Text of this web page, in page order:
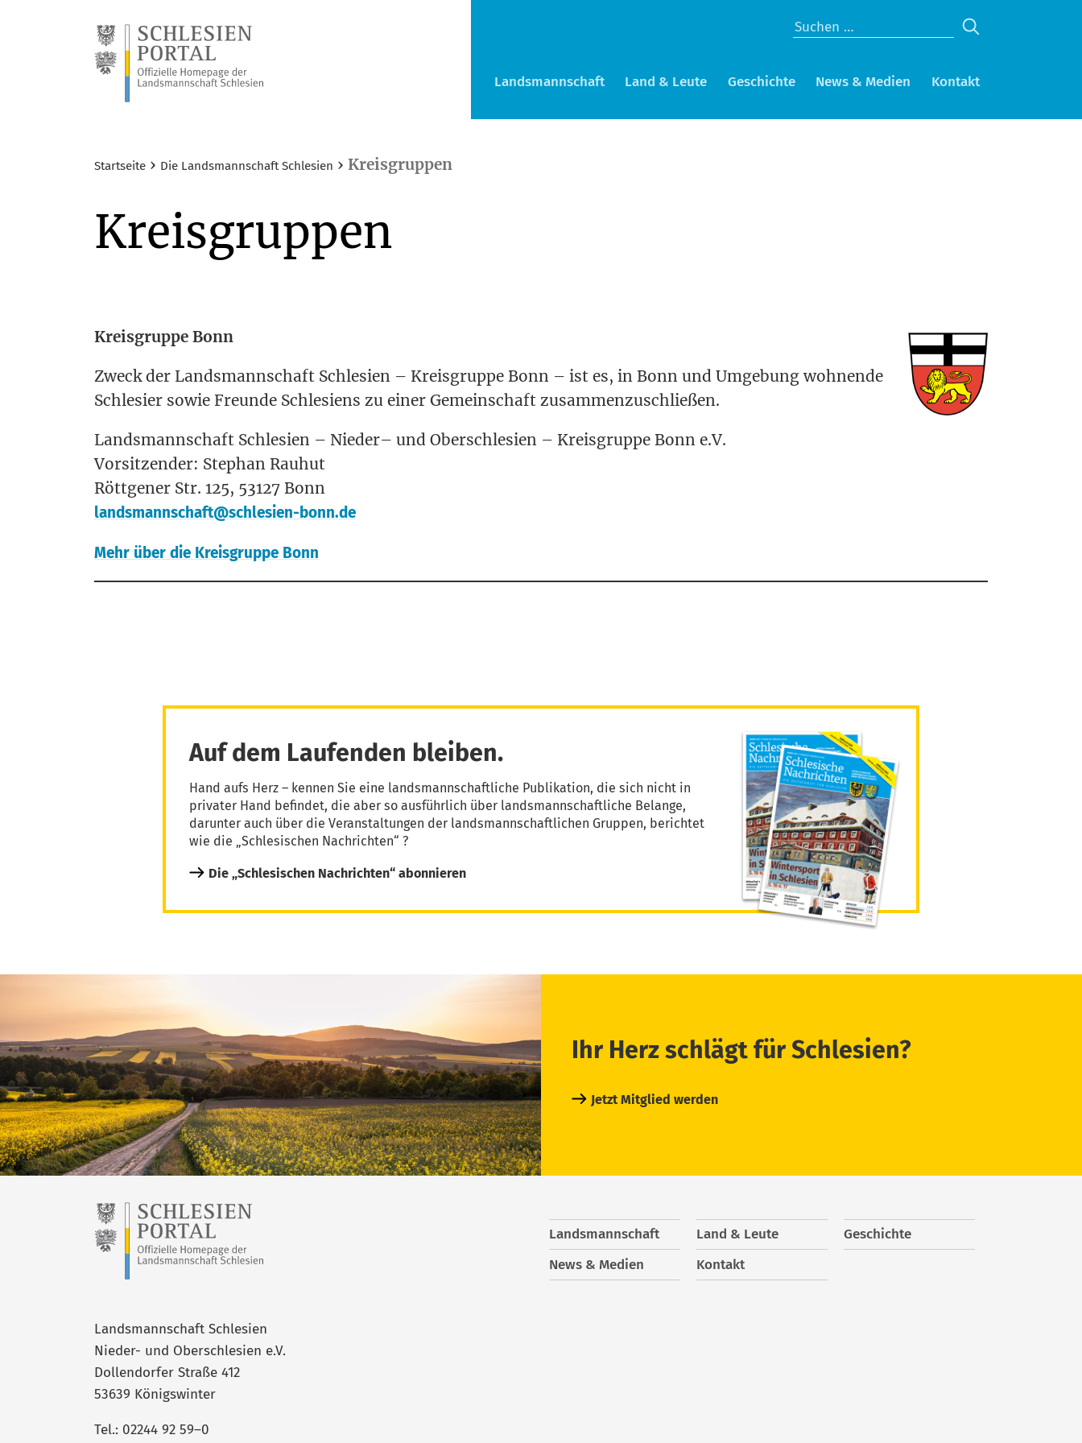
Landsmannschaft Land & Leute Geschichte News & Medien Kontakt
Startseite › Die Landsmannschaft Schlesien › Kreisgruppen
Kreisgruppen
Kreis­grup­pe Bonn
Zweck der Lands­mann­schaft Schle­sien – Kreis­gruppe Bonn – ist es, in Bonn und Umge­bung woh­nende
Schle­sier sowie Freun­de Schle­si­ens zu einer Gemein­schaft zusammenzuschließen.
Lands­mann­schaft Schle­sien – Nie­der– und Ober­schle­sien – Kreis­gruppe Bonn e.V.
Vor­sit­zen­der: Ste­phan Rau­hut
Rött­ge­ner Str. 125, 53127 Bonn
landsmannschaft@schlesien-bonn.de
Mehr über die Kreis­grup­pe Bonn
Auf dem Laufenden bleiben.
Hand aufs Herz – kennen Sie eine landsmannschaftliche Publikation, die sich nicht in
privater Hand befindet, die aber so ausführlich über landsmannschaftliche Belange,
darunter auch über die Veranstaltungen der landsmannschaftlichen Gruppen, berichtet
wie die „Schlesischen Nachrichten“ ?
Die „Schlesischen Nachrichten“ abonnieren
Ihr Herz schlägt für Schlesien?
Jetzt Mitglied werden
Landsmannschaft Schlesien
Nieder- und Oberschlesien e.V.
Dollendorfer Straße 412
53639 Königswinter
Tel.: 02244 92 59–0
Landsmannschaft Land & Leute
Geschichte
News & Medien
Kontakt